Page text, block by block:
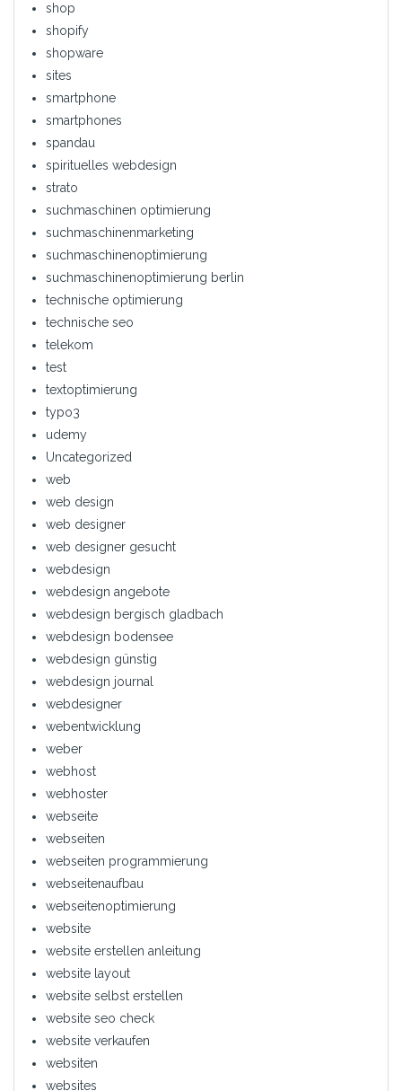
shop
shopify
shopware
sites
smartphone
smartphones
spandau
spirituelles webdesign
strato
suchmaschinen optimierung
suchmaschinenmarketing
suchmaschinenoptimierung
suchmaschinenoptimierung berlin
technische optimierung
technische seo
telekom
test
textoptimierung
typo3
udemy
Uncategorized
web
web design
web designer
web designer gesucht
webdesign
webdesign angebote
webdesign bergisch gladbach
webdesign bodensee
webdesign günstig
webdesign journal
webdesigner
webentwicklung
weber
webhost
webhoster
webseite
webseiten
webseiten programmierung
webseitenaufbau
webseitenoptimierung
website
website erstellen anleitung
website layout
website selbst erstellen
website seo check
website verkaufen
websiten
websites